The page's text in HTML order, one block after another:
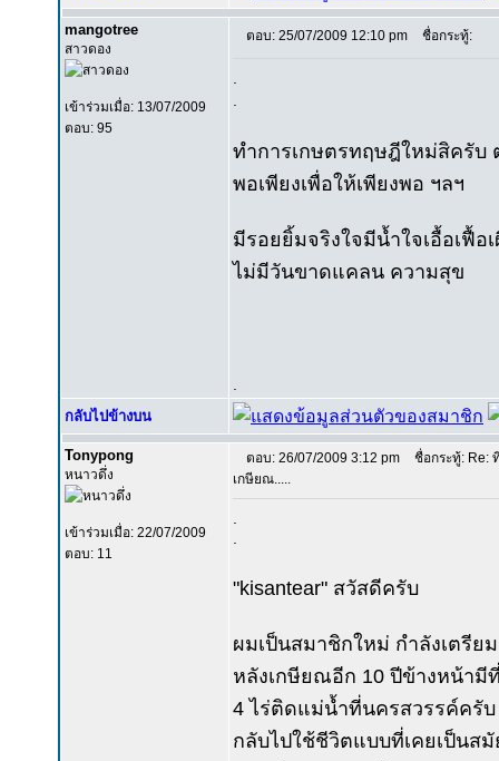
mangotree
สาวดอง
เข้าร่วมเมื่อ: 13/07/2009
ตอบ: 95
ตอบ: 25/07/2009 12:10 pm ชื่อกระทู้:
ทำการเกษตรทฤษฎีใหม่สิครับ
พอเพียงเพื่อให้เพียงพอ ฯลฯ
มีรอยยิ้มจริงใจมีน้ำใจเอื้อเฟื้อ
ไม่มีวันขาดแคลน ความสุข
กลับไปข้างบน
Tonypong
หนาวดึ่ง
เข้าร่วมเมื่อ: 22/07/2009
ตอบ: 11
ตอบ: 26/07/2009 3:12 pm
ชื่อกระทู้: Re:
เกษียณ.....
"kisantear" สวัสดีครับ
ผมเป็นสมาชิกใหม่ กำลังเตรีย
หลังเกษียณอีก 10 ปีข้างหน้ามี
4 ไร่ติดแม่น้ำที่นครสวรรค์ครั
กลับไปใช้ชีวิตแบบที่เคยเป็นส